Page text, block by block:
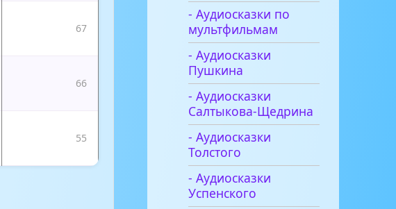
67
66
55
- Аудиосказки по
мультфильмам
- Аудиосказки
Пушкина
- Аудиосказки
Салтыкова-Щедрина
- Аудиосказки
Толстого
- Аудиосказки
Успенского